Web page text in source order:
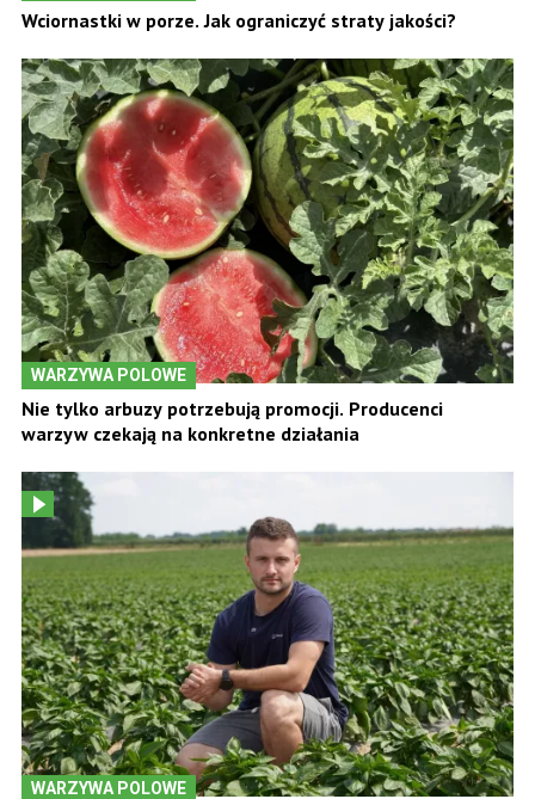
Wciornastki w porze. Jak ograniczyć straty jakości?
WARZYWA POLOWE
Nie tylko arbuzy potrzebują promocji. Producenci
warzyw czekają na konkretne działania
WARZYWA POLOWE